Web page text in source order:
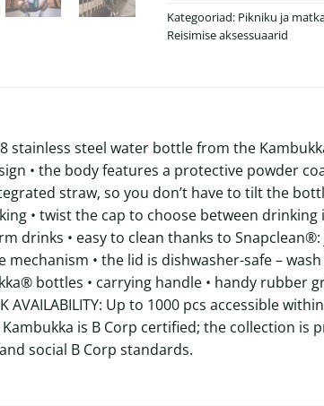
Kategooriad: Pikniku ja
Reisimise aksessuaarid
stainless steel water bottle from the
• the body features a protective powder
straw, so you don’t have to tilt the
• twist the cap to choose between
drinks • easy to clean thanks to
mechanism • the lid is dishwasher-safe –
bottles • carrying handle • handy rubber
AVAILABILITY: Up to 1000 pcs accessible
is B Corp certified; the collection is
social B Corp standards.